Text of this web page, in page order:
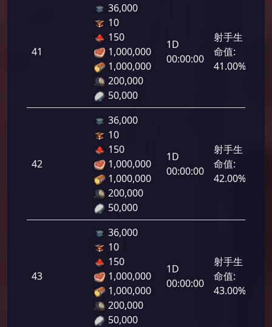
41
36,000
10
150
1,000,000
1,000,000
200,000
50,000
1D
00:00:00
射手生
命值:
41.00%
42
36,000
10
150
1,000,000
1,000,000
200,000
50,000
1D
00:00:00
射手生
命值:
42.00%
43
36,000
10
150
1,000,000
1,000,000
200,000
50,000
1D
00:00:00
射手生
命值:
43.00%